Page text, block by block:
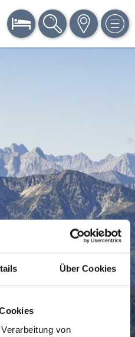
Über Cookies
von
BUCHEN SUCHE KARTE MENÜ